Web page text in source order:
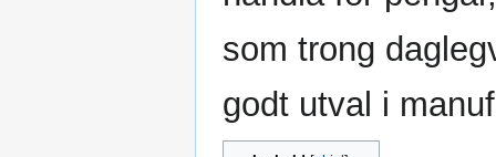
som trong
godt utval i